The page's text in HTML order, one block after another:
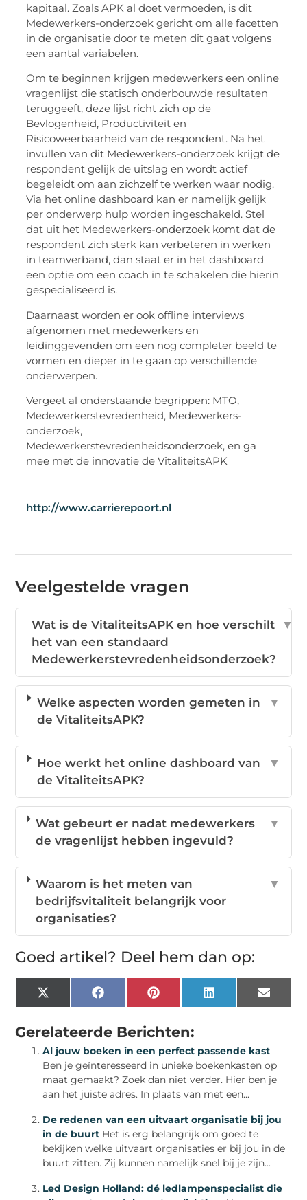
kapitaal. Zoals APK al doet vermoeden, is dit
Medewerkers-onderzoek gericht om alle facetten
in de organisatie door te meten dit gaat volgens
een aantal variabelen.
Om te beginnen krijgen medewerkers een online
vragenlijst die statisch onderbouwde resultaten
teruggeeft, deze lijst richt zich op de
Bevlogenheid, Productiviteit en
Risicoweerbaarheid van de respondent. Na het
invullen van dit Medewerkers-onderzoek krijgt de
respondent gelijk de uitslag en wordt actief
begeleidt om aan zichzelf te werken waar nodig.
Via het online dashboard kan er namelijk gelijk
per onderwerp hulp worden ingeschakeld. Stel
dat uit het Medewerkers-onderzoek komt dat de
respondent zich sterk kan verbeteren in werken
in teamverband, dan staat er in het dashboard
een optie om een coach in te schakelen die hierin
gespecialiseerd is.
Daarnaast worden er ook offline interviews
afgenomen met medewerkers en
leidinggevenden om een nog completer beeld te
vormen en dieper in te gaan op verschillende
onderwerpen.
Vergeet al onderstaande begrippen: MTO,
Medewerkerstevredenheid, Medewerkers-
onderzoek,
Medewerkerstevredenheidsonderzoek, en ga
mee met de innovatie de VitaliteitsAPK
http://www.carrierepoort.nl
Veelgestelde vragen
Wat is de VitaliteitsAPK en hoe verschilt
het van een standaard
Medewerkerstevredenheidsonderzoek?
▼
Welke aspecten worden gemeten in
de VitaliteitsAPK?
▼
Hoe werkt het online dashboard van
de VitaliteitsAPK?
▼
Wat gebeurt er nadat medewerkers
de vragenlijst hebben ingevuld?
▼
Waarom is het meten van
bedrijfsvitaliteit belangrijk voor
organisaties?
▼
Goed artikel? Deel hem dan op:
X
(Twitter)
FacebookPinterestLinkedInEmail
Gerelateerde Berichten:
Al jouw boeken in een perfect passende kast
Ben je geïnteresseerd in unieke boekenkasten op
maat gemaakt? Zoek dan niet verder. Hier ben je
aan het juiste adres. In plaats van met een...
De redenen van een uitvaart organisatie bij jou
in de buurt Het is erg belangrijk om goed te
bekijken welke uitvaart organisaties er bij jou in de
buurt zitten. Zij kunnen namelijk snel bij je zijn...
Led Design Holland: dé ledlampenspecialist die